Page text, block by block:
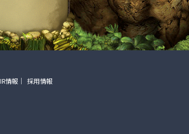
IR情報
採用情報